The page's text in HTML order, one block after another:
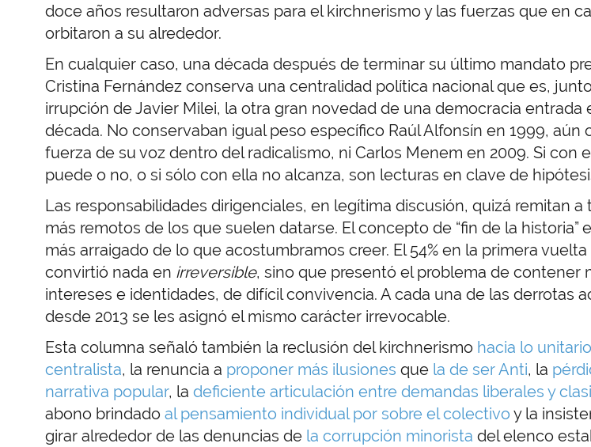
doce años resultaron adversas para el kirchnerismo y las fuerzas que en
orbitaron a su alrededor.
En cualquier caso, una década después de terminar su último mandato
Cristina Fernández conserva una centralidad política nacional que es,
irrupción de Javier Milei, la otra gran novedad de una democracia entrada
década. No conservaban igual peso específico Raúl Alfonsín en 1999, aún
fuerza de su voz dentro del radicalismo, ni Carlos Menem en 2009. Si con
puede o no, o si sólo con ella no alcanza, son lecturas en clave de
Las responsabilidades dirigenciales, en legítima discusión, quizá remitan a
más remotos de los que suelen datarse. El concepto de “fin de la historia”
más arraigado de lo que acostumbramos creer. El 54% en la primera vuelta
convirtió nada en irreversible, sino que presentó el problema de contener
intereses e identidades, de difícil convivencia. A cada una de las derrotas
desde 2013 se les asignó el mismo carácter irrevocable.
Esta columna señaló también la reclusión del kirchnerismo hacia lo
centralista, la renuncia a proponer más ilusiones que la de ser Anti, la
narrativa popular, la deficiente articulación entre demandas liberales y
abono brindado al pensamiento individual por sobre el colectivo y la
girar alrededor de las denuncias de la corrupción minorista del elenco